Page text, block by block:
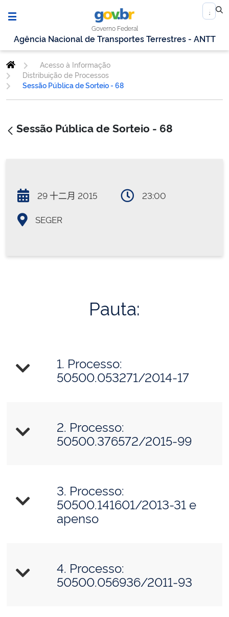
Governo Federal
Agência Nacional de Transportes Terrestres - ANTT
Acesso à Informação
Distribuição de Processos
Sessão Pública de Sorteio - 68
Sessão Pública de Sorteio - 68
29 十二月 2015 23:00
SEGER
Pauta:
1. Processo:
50500.053271/2014-17
2. Processo:
50500.376572/2015-99
3. Processo:
50500.141601/2013-31 e
apenso
4. Processo:
50500.056936/2011-93